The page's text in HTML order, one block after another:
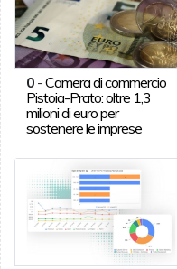
0-Camera di commercio
Pistoia-Prato: oltre 1,3
milioni di euro per
sostenere le imprese